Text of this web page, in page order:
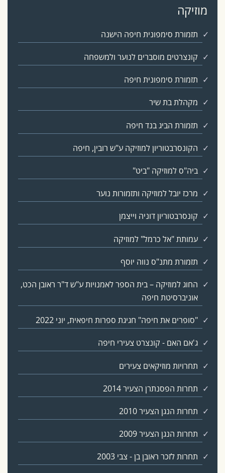
מוזיקה
תזמורת סימפונית חיפה הישנה
קונצרטים מוסברים לנוער ולמשפחה
תזמורת סימפונית חיפה
מקהלת בת שיר
תזמורת הביג בנד חיפה
הקונסרבטוריון למוזיקה ע"ש רובין, חיפה
ביה"ס למוזיקה "ביט"
מרכז יובל למוזיקה ותזמורות נוער
קונסרבטוריון דוניה וייצמן
עמותת "אל כרמל" למוזיקה
תזמורת מתנ"ס נווה יוסף
החוג למוזיקה – בית הספר לאמנויות ע"ש ד"ר ראובן הכט,
אוניברסיטת חיפה
"סופרים את חיפה" חגיגת ספרות חיפאית, יוני 2022
ג'אם האם - קונצרט צעירי חיפה
תחרויות מוזיקאים צעירים
תחרות הפסנתרן הצעיר 2014
תחרות הנגן הצעיר 2010
תחרות הנגן הצעיר 2009
תחרות לזכר ראובן בן - צבי 2003